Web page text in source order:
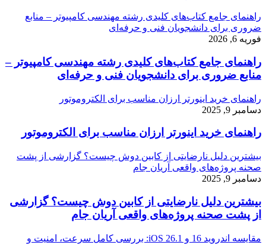
راهنمای جامع کتاب‌های کلیدی رشته مهندسی کامپیوتر – منابع
ضروری برای دانشجویان فنی و حرفه‌ای
فوریه 6, 2026
راهنمای جامع کتاب‌های کلیدی رشته مهندسی کامپیوتر –
منابع ضروری برای دانشجویان فنی و حرفه‌ای
راهنمای خرید اینورتر ارزان مناسب برای الکتروموتور
دسامبر 9, 2025
راهنمای خرید اینورتر ارزان مناسب برای الکتروموتور
بیشترین دلیل نارضایتی از کابین دوش چیست؟ گزارشی از پشت
صحنه پروژه‌های واقعی آریان جام
دسامبر 9, 2025
بیشترین دلیل نارضایتی از کابین دوش چیست؟ گزارشی
از پشت صحنه پروژه‌های واقعی آریان جام
مقایسه اندروید 16 و iOS 26.1: بررسی کامل سرعت، امنیت و